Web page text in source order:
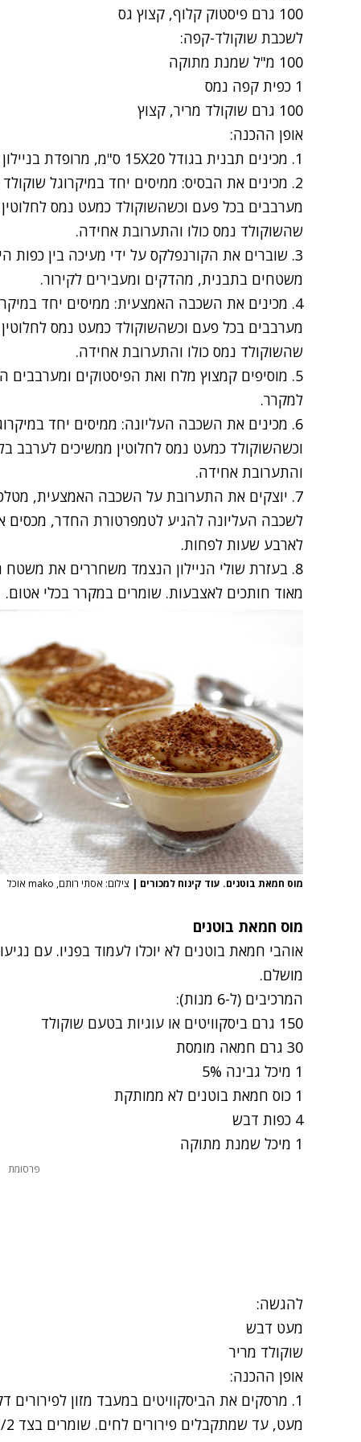
100 גרם פיסטוק קלוף, קצוץ גס
לשכבת שוקולד-קפה:
100 מ"ל שמנת מתוקה
1 כפית קפה נמס
100 גרם שוקולד מריר, קצוץ
אופן ההכנה:
1. מכינים תבנית בגודל 15X20 ס"מ, מרופדת בניילון נצמד עם שוליים מעבר לדפנות התבנית.
מערבבים בכל פעם וכשהשוקולד כמעט נמס
שהשוקולד נמס כולו והתערובת אחידה.
3. שוברים את הקורנפלקס על ידי מעיכה בין כפות
משטחים בתבנית, מהדקים ומעבירים לקירור.
4. מכינים את השכבה האמצעית: ממיסים יחד
מערבבים בכל פעם וכשהשוקולד כמעט נמס
שהשוקולד נמס כולו והתערובת אחידה.
5. מוסיפים קמצוץ מלח ואת הפיסטוקים
למקרר.
6. מכינים את השכבה העליונה: ממיסים יחד
וכשהשוקולד כמעט נמס לחלוטין ממשיכים לערבב
והתערובת אחידה.
7. יוצקים את התערובת על השכבה האמצעית,
לשכבה העליונה להגיע לטמפרטורת החדר, מכסים
לארבע שעות לפחות.
8. בעזרת שולי הניילון הנצמד משחררים את
מאוד חותכים לאצבעות. שומרים במקרר בכלי אטום.
מוס חמאת בוטנים. עוד קינוח למכורים | צילום: אסתי רותם, mako אוכל
מוס חמאת בוטנים
אוהבי חמאת בוטנים לא יוכלו לעמוד בפניו. עם
מושלם.
המרכיבים (ל-6 מנות):
150 גרם ביסקוויטים או עוגיות בטעם שוקולד
30 גרם חמאה מומסת
1 מיכל גבינה 5%
1 כוס
חמאת בוטנים לא ממותקת
4 כפות דבש
1 מיכל שמנת מתוקה
פרסומת
להגשה:
מעט דבש
שוקולד מריר
אופן ההכנה:
1. מרסקים את הביסקוויטים במעבד מזון